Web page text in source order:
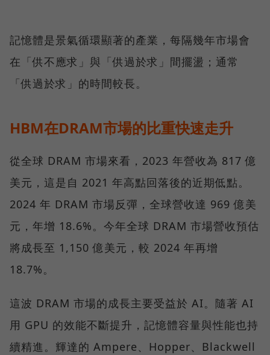
記憶體是景氣循環顯著的產業，每隔幾年市場會
在「供不應求」與「供過於求」間擺盪；通常
「供過於求」的時間較長。
HBM在DRAM市場的比重快速走升
從全球 DRAM 市場來看，2023 年營收為 817 億
美元，這是自 2021 年高點回落後的近期低點。
2024 年 DRAM 市場反彈，全球營收達 969 億美
元，年增 18.6%。今年全球 DRAM 市場營收預估
將成長至 1,150 億美元，較 2024 年再增
18.7%。
這波 DRAM 市場的成長主要受益於 AI。隨著 AI
用 GPU 的效能不斷提升，記憶體容量與性能也持
續精進。輝達的 Ampere、Hopper、Blackwell